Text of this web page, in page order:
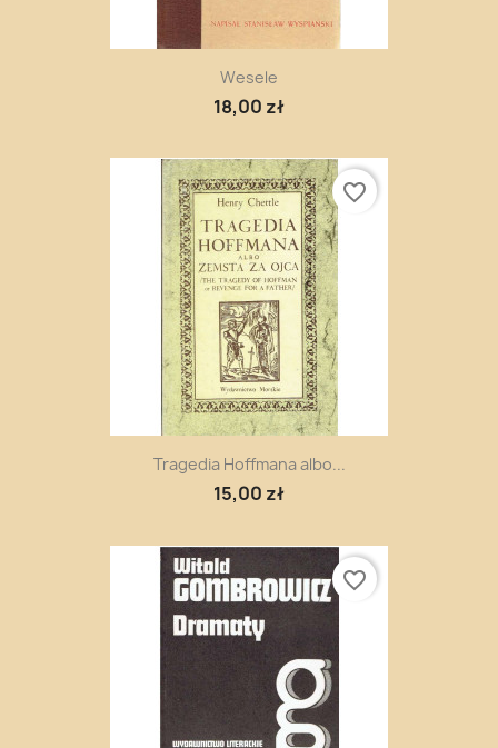
Wesele
18,00 zł
Tragedia Hoffmana albo...
15,00 zł
favorite_border
favorite_border